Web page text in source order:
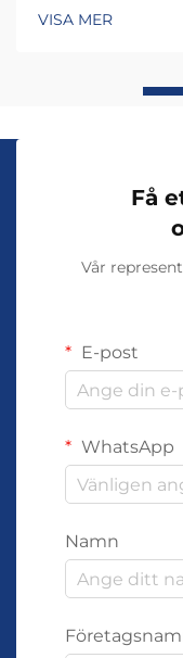
butiker och
VISA MER
Få
Vår
E-post
WhatsApp
Namn